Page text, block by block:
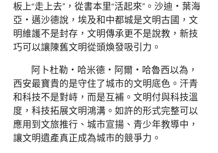
板上“走上去”，從書本里“活起來”。沙迪・葉海
亞・邁沙德說，埃及和中都城是文明古國，文
明維護不是封存，文明傳承更不是說教，新技
巧可以讓陳舊文明從頭煥發吸引力。
阿卜杜勒・哈米德・阿爾・哈魯西以為，
西安最寶貴的是守住了城市的文明底色。汗青
和科技不是對峙，而是互補。文明付與科技溫
度，科技拓展文明鴻溝。如許的形式完整可以
應用到文旅推行、城市宣揚、青少年教導中，
讓文明遺產真正成為城市的競爭力。